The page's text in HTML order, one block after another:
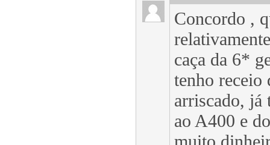
Concordo ,
caça da 6*
tenho receio
arriscado, já
ao A400 e
muito